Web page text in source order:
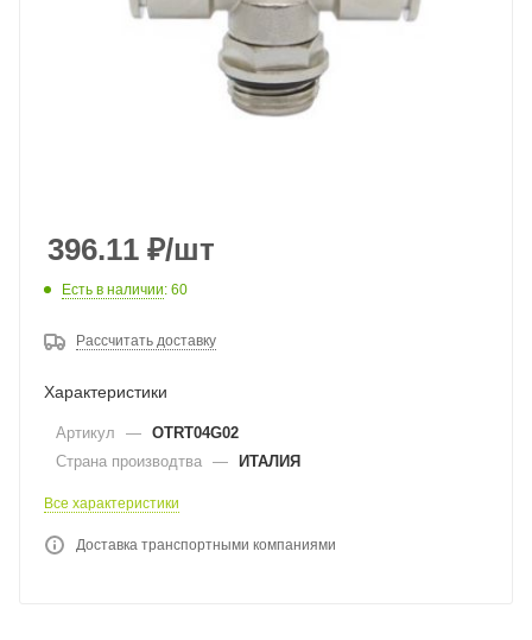
396.11 ₽/шт
Есть в наличии: 60
Рассчитать доставку
Характеристики
Артикул — OTRT04G02
Страна производтва — ИТАЛИЯ
Все характеристики
Доставка транспортными компаниями